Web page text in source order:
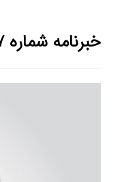
خبرنامه شماره ۷ مقابله با فساد و فقر